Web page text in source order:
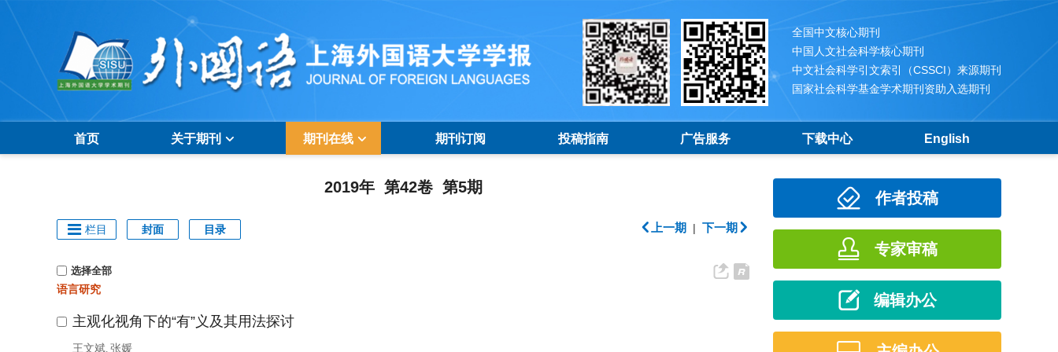
全国中文核心期刊
中国人文社会科学核心期刊
中文社会科学引文索引（CSSCI）来源期刊
国家社会科学基金学术期刊资助入选期刊
首页 关于期刊 期刊在线 期刊订阅 投稿指南 广告服务 下载中心 English
2019年 第42卷 第5期
上一期 | 下一期
栏目 封面 目录
选择全部
语言研究
主观化视角下的“有”义及其用法探讨
王文斌, 张媛
作者投稿
专家审稿
编辑办公